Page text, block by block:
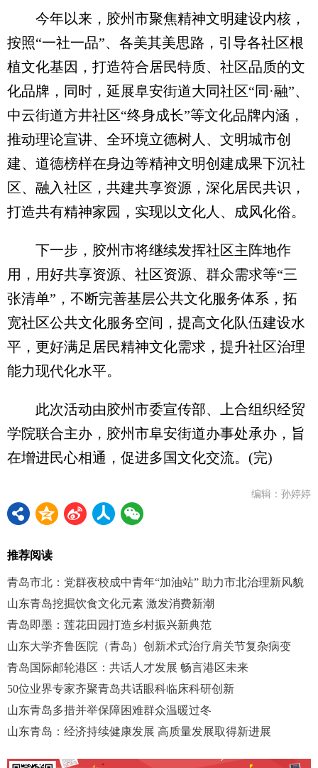
今年以来，胶州市聚焦精神文明建设内核，
按照“一社一品”、各美其美思路，引导各社区根
植文化基因，打造符合居民特质、社区品质的文
化品牌，同时，延展阜安街道大同社区“同·融”、
中云街道方井社区“终身成长”等文化品牌内涵，
推动理论宣讲、全环境立德树人、文明城市创
建、道德榜样在身边等精神文明创建成果下沉社
区、融入社区，共建共享资源，深化居民共识，
打造共有精神家园，实现以文化人、成风化俗。
下一步，胶州市将继续发挥社区主阵地作
用，用好共享资源、社区资源、群众需求等“三
张清单”，不断完善基层公共文化服务体系，拓
宽社区公共文化服务空间，提高文化队伍建设水
平，更好满足居民精神文化需求，提升社区治理
能力现代化水平。
此次活动由胶州市委宣传部、上合组织经贸
学院联合主办，胶州市阜安街道办事处承办，旨
在增进民心相通，促进多国文化交流。(完)
编辑：孙婷婷
推荐阅读
青岛市北：党群夜校成中青年“加油站” 助力市北治理新风貌
山东青岛挖掘饮食文化元素 激发消费新潮
青岛即墨：莲花田园打造乡村振兴新典范
山东大学齐鲁医院（青岛）创新术式治疗肩关节复杂病变
青岛国际邮轮港区：共话人才发展 畅言港区未来
50位业界专家齐聚青岛共话眼科临床科研创新
山东青岛多措并举保障困难群众温暖过冬
山东青岛：经济持续健康发展 高质量发展取得新进展